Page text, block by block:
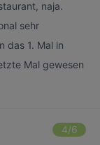
naja.
sehr
das 1. Mal in
Mal gewesen
4/6